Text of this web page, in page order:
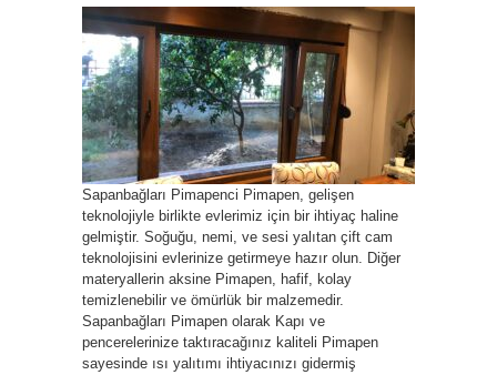
Sapanbağları Pimapenci Pimapen, gelişen
teknolojiyle birlikte evlerimiz için bir ihtiyaç haline
gelmiştir. Soğuğu, nemi, ve sesi yalıtan çift cam
teknolojisini evlerinize getirmeye hazır olun. Diğer
materyallerin aksine Pimapen, hafif, kolay
temizlenebilir ve ömürlük bir malzemedir.
Sapanbağları Pimapen olarak Kapı ve
pencerelerinize taktıracağınız kaliteli Pimapen
sayesinde ısı yalıtımı ihtiyacınızı gidermiş